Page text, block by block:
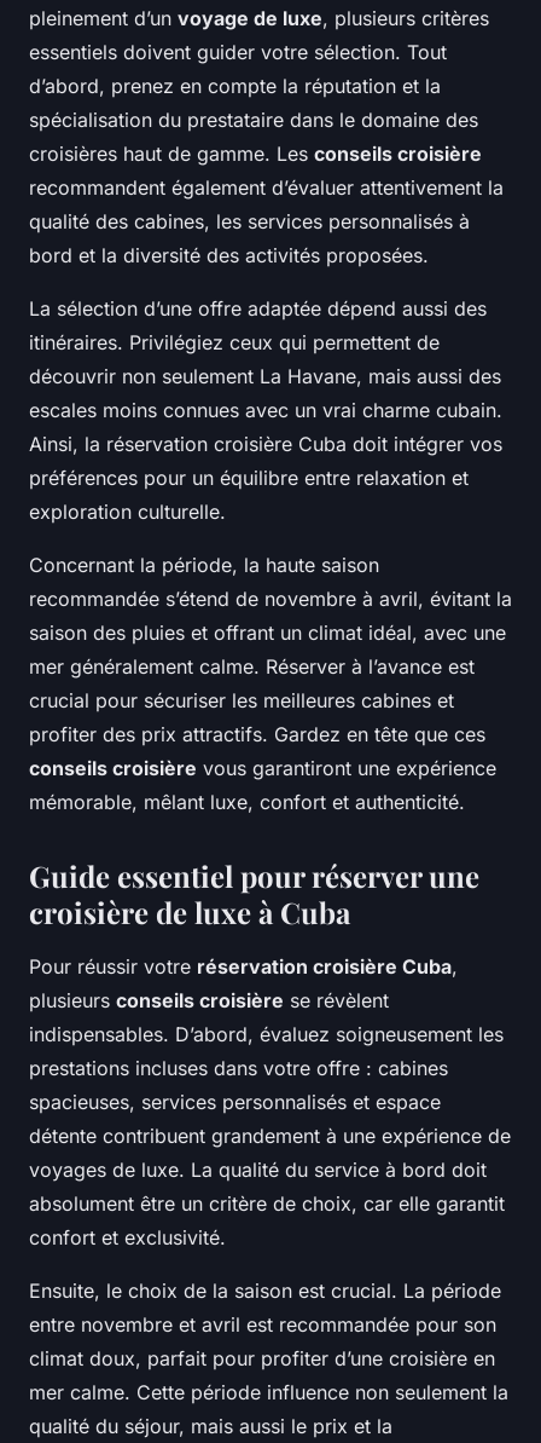
pleinement d’un voyage de luxe, plusieurs critères
essentiels doivent guider votre sélection. Tout
d’abord, prenez en compte la réputation et la
spécialisation du prestataire dans le domaine des
croisières haut de gamme. Les conseils croisière
recommandent également d’évaluer attentivement la
qualité des cabines, les services personnalisés à
bord et la diversité des activités proposées.
La sélection d’une offre adaptée dépend aussi des
itinéraires. Privilégiez ceux qui permettent de
découvrir non seulement La Havane, mais aussi des
escales moins connues avec un vrai charme cubain.
Ainsi, la réservation croisière Cuba doit intégrer vos
préférences pour un équilibre entre relaxation et
exploration culturelle.
Concernant la période, la haute saison
recommandée s’étend de novembre à avril, évitant la
saison des pluies et offrant un climat idéal, avec une
mer généralement calme. Réserver à l’avance est
crucial pour sécuriser les meilleures cabines et
profiter des prix attractifs. Gardez en tête que ces
conseils croisière vous garantiront une expérience
mémorable, mêlant luxe, confort et authenticité.
Guide essentiel pour réserver une
croisière de luxe à Cuba
Pour réussir votre réservation croisière Cuba,
plusieurs conseils croisière se révèlent
indispensables. D’abord, évaluez soigneusement les
prestations incluses dans votre offre : cabines
spacieuses, services personnalisés et espace
détente contribuent grandement à une expérience de
voyages de luxe. La qualité du service à bord doit
absolument être un critère de choix, car elle garantit
confort et exclusivité.
Ensuite, le choix de la saison est crucial. La période
entre novembre et avril est recommandée pour son
climat doux, parfait pour profiter d’une croisière en
mer calme. Cette période influence non seulement la
qualité du séjour, mais aussi le prix et la